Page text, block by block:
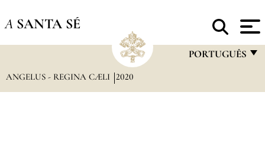
A SANTA SÉ
PORTUGUÊS
ANGELUS - REGINA CÆLI 2020